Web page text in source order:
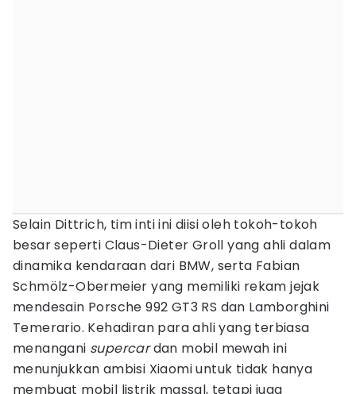
Selain Dittrich, tim inti ini diisi oleh tokoh-tokoh
besar seperti Claus-Dieter Groll yang ahli dalam
dinamika kendaraan dari BMW, serta Fabian
Schmölz-Obermeier yang memiliki rekam jejak
mendesain Porsche 992 GT3 RS dan Lamborghini
Temerario. Kehadiran para ahli yang terbiasa
menangani supercardan mobil mewah ini
menunjukkan ambisi Xiaomi untuk tidak hanya
membuat mobil listrik massal, tetapi juga